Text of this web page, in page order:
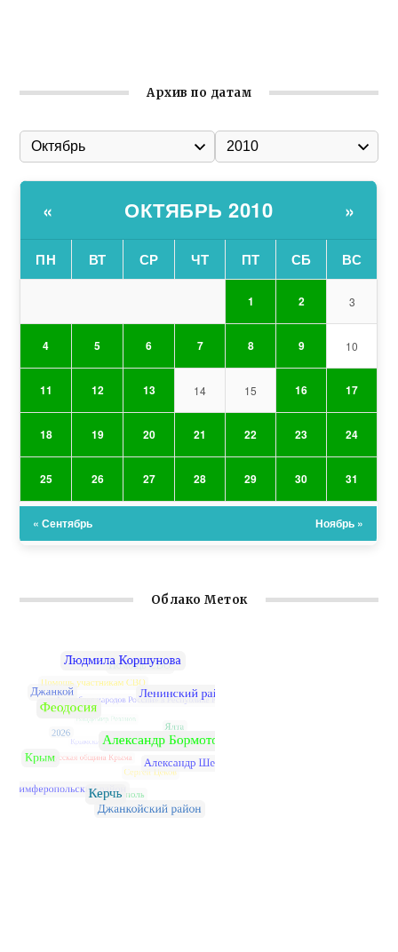
Архив по датам
« ОКТЯБРЬ 2010 »
ПН ВТ СР ЧТ ПТ СБ ВС
1 2 3
4 5 6 7 8 9 10
11 12 13 14 15 16 17
18 19 20 21 22 23 24
25 26 27 28 29 30 31
« Сентябрь Ноябрь »
Облако Меток